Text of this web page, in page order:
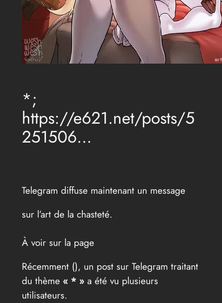
*;
https://e621.net/posts/5
251506…
Telegram diffuse maintenant un message
sur l’art de la chasteté.
À voir sur la page
Récemment (), un post sur Telegram traitant
du thème « * »a été vu plusieurs
utilisateurs.